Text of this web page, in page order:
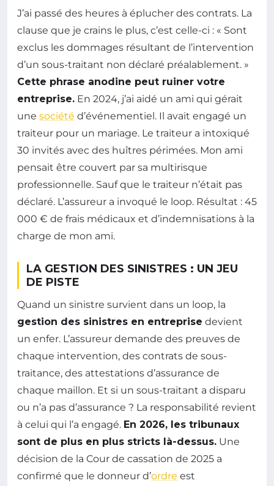
J’ai passé des heures à éplucher des contrats. La
clause que je crains le plus, c’est celle-ci : « Sont
exclus les dommages résultant de l’intervention
d’un sous-traitant non déclaré préalablement. »
Cette phrase anodine peut ruiner votre
entreprise. En 2024, j’ai aidé un ami qui gérait
une société d’événementiel. Il avait engagé un
traiteur pour un mariage. Le traiteur a intoxiqué
30 invités avec des huîtres périmées. Mon ami
pensait être couvert par sa multirisque
professionnelle. Sauf que le traiteur n’était pas
déclaré. L’assureur a invoqué le loop. Résultat : 45
000 € de frais médicaux et d’indemnisations à la
charge de mon ami.
LA GESTION DES SINISTRES : UN JEU
DE PISTE
Quand un sinistre survient dans un loop, la
gestion des sinistres en entreprise devient
un enfer. L’assureur demande des preuves de
chaque intervention, des contrats de sous-
traitance, des attestations d’assurance de
chaque maillon. Et si un sous-traitant a disparu
ou n’a pas d’assurance ? La responsabilité revient
à celui qui l’a engagé. En 2026, les tribunaux
sont de plus en plus stricts là-dessus. Une
décision de la Cour de cassation de 2025 a
confirmé que le donneur d’ordre est